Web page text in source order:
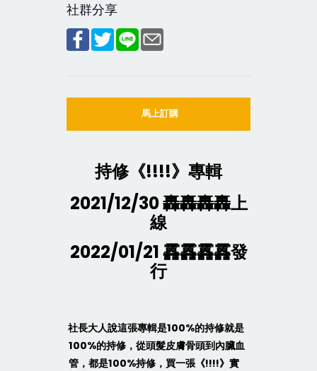
社群分享
馬上訂購
持修《!!!!》專輯
2021/12/30轟轟轟轟上
線
2022/01/21靐靐靐靐發
行
社長大人說這張專輯是100%的持修就是
100%的持修，從頭髮皮膚骨頭到內臟血
管，都是100%持修，買一張《!!!!》實